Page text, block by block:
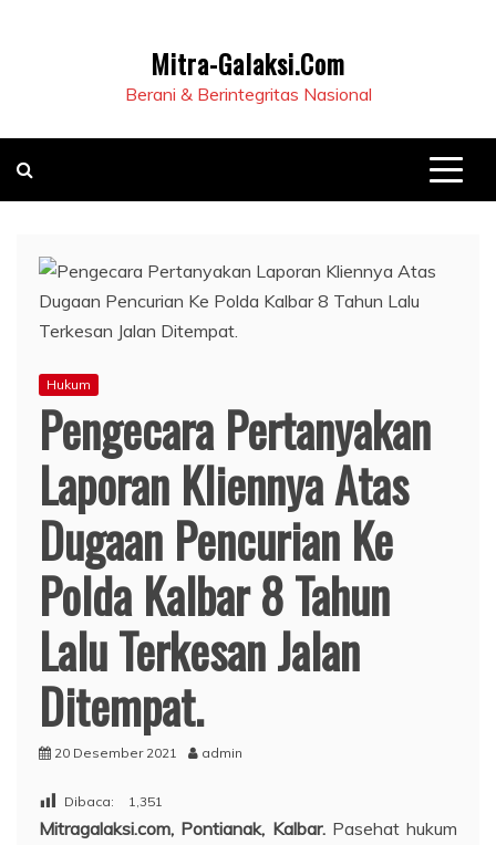
Mitra-Galaksi.Com
Berani & Berintegritas Nasional
Hukum
Pengecara Pertanyakan
Laporan Kliennya Atas
Dugaan Pencurian Ke
Polda Kalbar 8 Tahun
Lalu Terkesan Jalan
Ditempat.
20 Desember 2021 admin
Dibaca: 1,351
Mitragalaksi.com, Pontianak, Kalbar. Pasehat hukum